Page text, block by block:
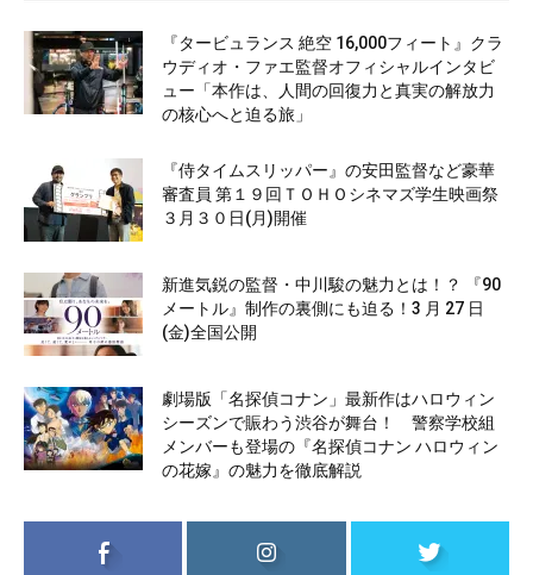
『タービュランス 絶空 16,000フィート』クラ
ウディオ・ファエ監督オフィシャルインタビ
ュー「本作は、人間の回復力と真実の解放力
の核心へと迫る旅」
『侍タイムスリッパー』の安田監督など豪華
審査員 第１９回ＴＯＨＯシネマズ学生映画祭
３月３０日(月)開催
新進気鋭の監督・中川駿の魅力とは！？ 『90
メートル』制作の裏側にも迫る！3 月 27 日
(金)全国公開
劇場版「名探偵コナン」最新作はハロウィン
シーズンで賑わう渋谷が舞台！ 警察学校組
メンバーも登場の『名探偵コナン ハロウィン
の花嫁』の魅力を徹底解説